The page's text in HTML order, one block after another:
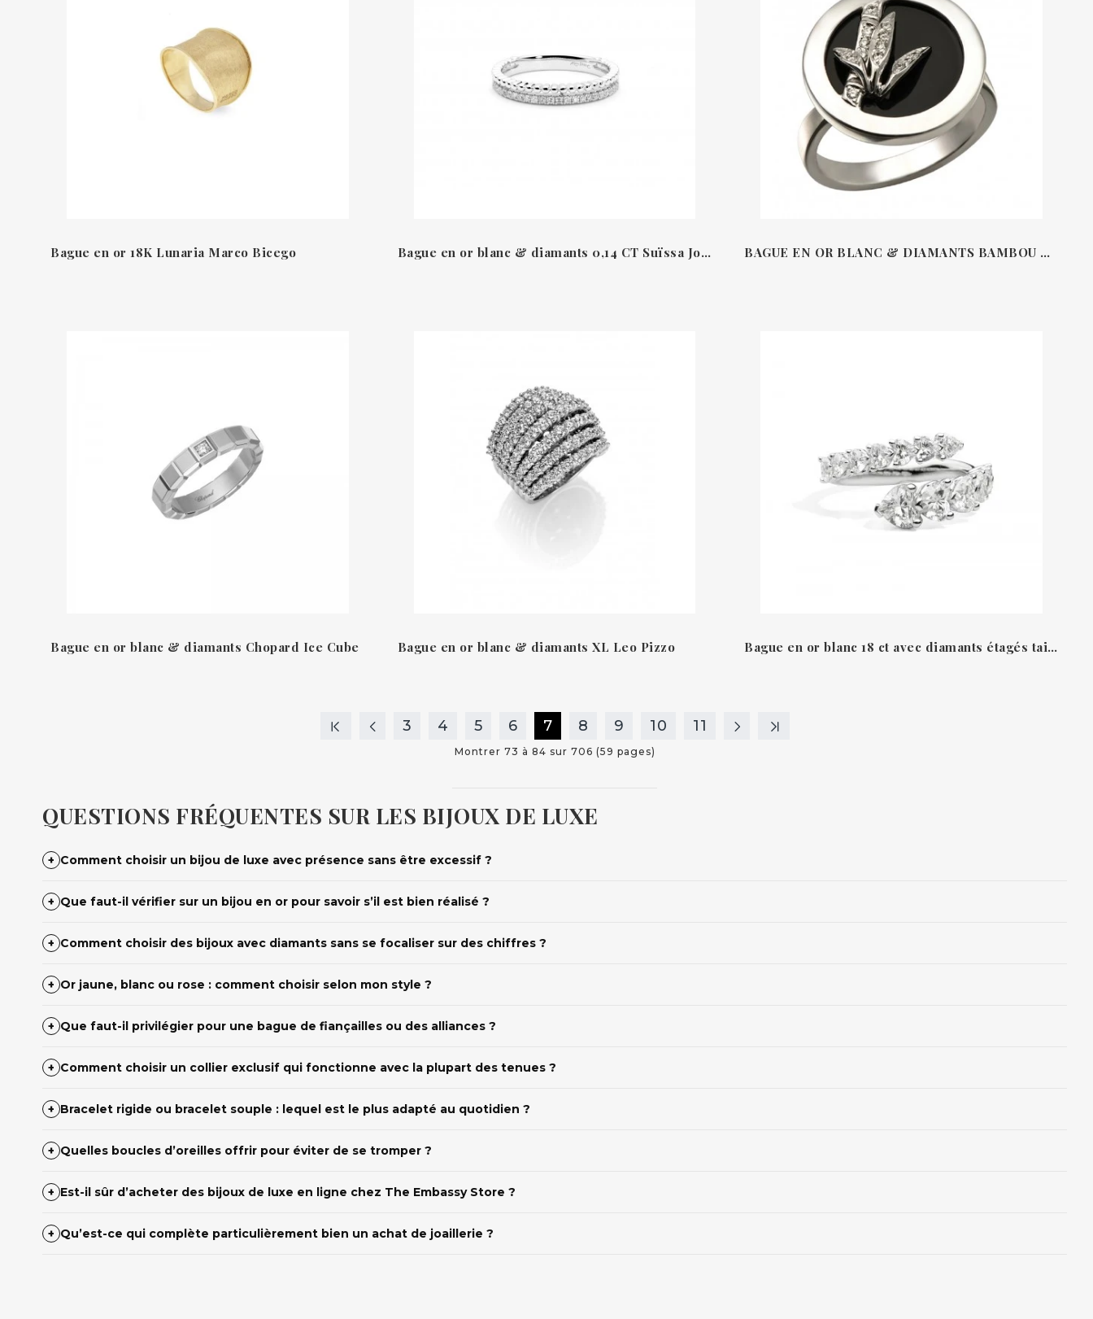
Bague en or 18K Lunaria Marco Bicego Bague en or blanc & diamants 0,14 CT Suïssa Joiers BAGUE EN OR BLANC & DIAMANTS BAMBOU CARRERA & CARRERA 476626YGDO
Bague en or blanc & diamants Chopard Ice Cube Bague en or blanc & diamants XL Leo Pizzo Bague en or blanc 18 ct avec diamants étagés taille brillant Recarlo
3 4 5 6 7 8 9 10 11
Montrer 73 à 84 sur 706 (59 pages)
QUESTIONS FRÉQUENTES SUR LES BIJOUX DE LUXE
+ Comment choisir un bijou de luxe avec présence sans être excessif ?
+ Que faut-il vérifier sur un bijou en or pour savoir s’il est bien réalisé ?
+ Comment choisir des bijoux avec diamants sans se focaliser sur des chiffres ?
+ Or jaune, blanc ou rose : comment choisir selon mon style ?
+ Que faut-il privilégier pour une bague de fiançailles ou des alliances ?
+ Comment choisir un collier exclusif qui fonctionne avec la plupart des tenues ?
+ Bracelet rigide ou bracelet souple : lequel est le plus adapté au quotidien ?
+ Quelles boucles d’oreilles offrir pour éviter de se tromper ?
+ Est-il sûr d’acheter des bijoux de luxe en ligne chez The Embassy Store ?
+ Qu’est-ce qui complète particulièrement bien un achat de joaillerie ?